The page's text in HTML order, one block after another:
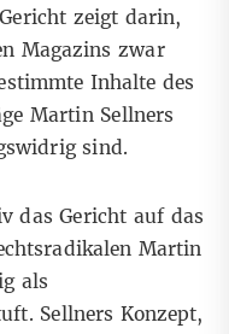
zeigt darin,
Magazins zwar
Inhalte des
Martin Sellners
sind.
das Gericht auf das
Martin
als
Sellners Konzept,